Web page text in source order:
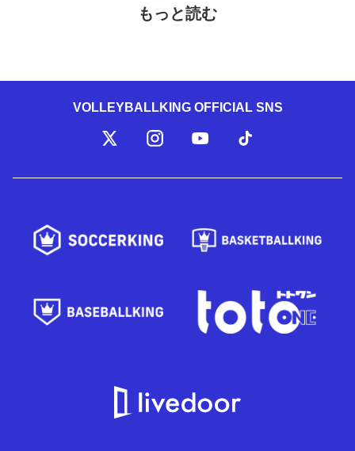
もっと読む
VOLLEYBALLKING OFFICIAL SNS